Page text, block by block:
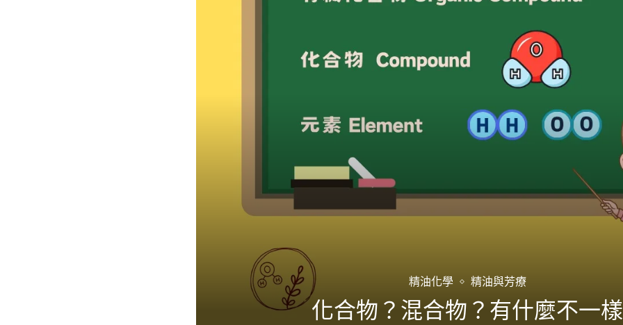
精油化學 精油與芳療
化合物？混合物？有什麼不一樣